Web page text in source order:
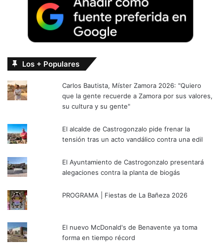
Los + Populares
Carlos Bautista, Míster Zamora 2026: "Quiero
que la gente recuerde a Zamora por sus valores,
su cultura y su gente"
El alcalde de Castrogonzalo pide frenar la
tensión tras un acto vandálico contra una edil
El Ayuntamiento de Castrogonzalo presentará
alegaciones contra la planta de biogás
PROGRAMA | Fiestas de La Bañeza 2026
El nuevo McDonald's de Benavente ya toma
forma en tiempo récord